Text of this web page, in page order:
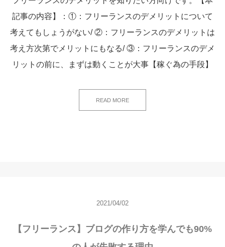
記事の内容】：①：フリーランスのデメリットについて
考えてもしょうがない/ ②：フリーランスのデメリットは
考え方次第でメリットにもなる/ ③：フリーランスのデメ
リットの前に、まずは動くことが大事【稼ぐ為の手段】
READ MORE
2021/04/02
【フリーランス】ブログの作り方を学んでも90%